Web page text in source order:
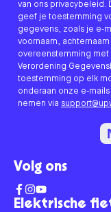
Elektrische
van ons privacybeleid.
geef je toestemming
gegevens, zoals je e-
voornaam,
overeenstemming
Verordening
toestemming op elk
onderaan onze e-
nemen via
Volg ons